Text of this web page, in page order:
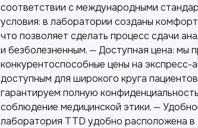
соответствии с международными
условия: в лаборатории созданы
что позволяет сделать процесс сдачи
и безболезненным. — Доступная цена: мы
конкурентоспособные цены на экспресс-
доступным для широкого круга
гарантируем полную
соблюдение медицинской этики. —
лаборатория TTD удобно расположена в